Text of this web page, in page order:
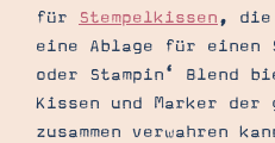
für Stempelkissen, die
eine Ablage für einen
oder Stampin‘ Blend
Kissen und Marker der
zusammen verwahren